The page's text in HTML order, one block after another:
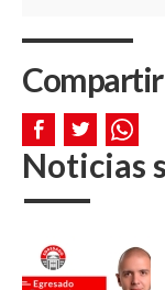
Compartir
Noticias